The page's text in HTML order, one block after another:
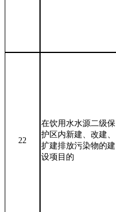
22
在饮用水水源二级保
护区内新建、改建、
扩建排放污染物的建
设项目的